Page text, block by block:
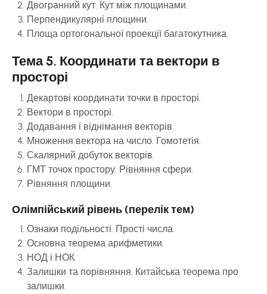
Двогранний кут. Кут між площинами.
Перпендикулярні площини.
Площа ортогональної проекції багатокутника.
Тема 5. Координати та вектори в
просторі
Декартові координати точки в просторі.
Вектори в просторі.
Додавання і віднімання векторів.
Множення вектора на число. Гомотетія.
Скалярний добуток векторів.
ГМТ точок простору. Рівняння сфери.
Рівняння площини.
Олімпійський рівень (перелік тем)
Ознаки подільності. Прості числа.
Основна теорема арифметики.
НОД і НОК.
Залишки та порівняння. Китайська теорема про
залишки.